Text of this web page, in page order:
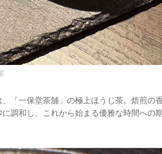
「一保堂茶舖」の極上ほうじ茶。焙煎の
調和し、これから始まる優雅な時間への